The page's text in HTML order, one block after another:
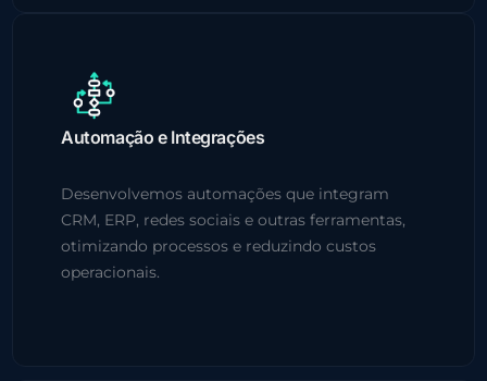
Automação e Integrações
Desenvolvemos automações que integram
CRM, ERP, redes sociais e outras ferramentas,
otimizando processos e reduzindo custos
operacionais.